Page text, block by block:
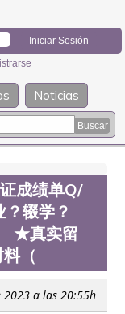
Noticias
成绩单Q/
辍学？
★真实留
（
2023 a las 20:55h